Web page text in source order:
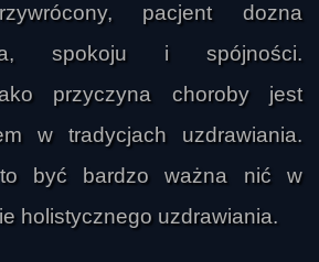
pacjent dozna
spokoju i spójności.
przyczyna choroby jest
w tradycjach uzdrawiania.
być bardzo ważna nić w
holistycznego uzdrawiania.